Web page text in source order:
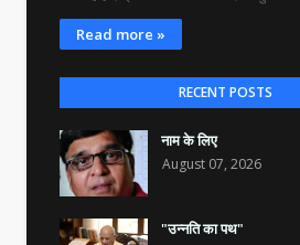
Read more »
RECENT POSTS
नाम के लिए
August 07, 2026
"उन्नति का पथ"